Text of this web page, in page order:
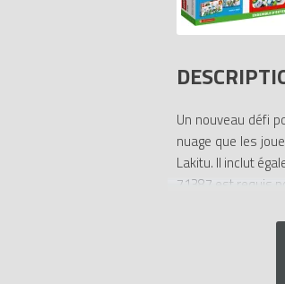
Un nouveau défi
nuage que les
Lakitu. Il inclut
71387 est requis
Les enfants
montage, des